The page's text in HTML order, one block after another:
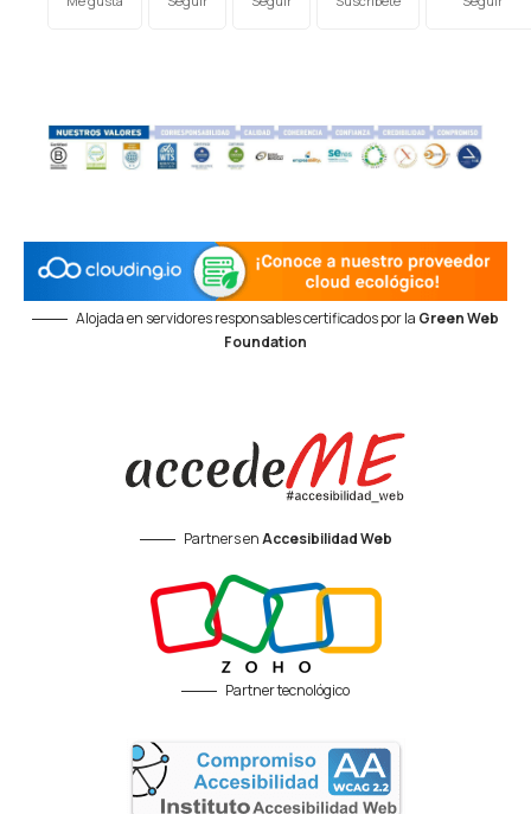
Alojada en servidores responsables certificados por la Green Web
Foundation
Partners enAccesibilidad Web
Partner tecnológico